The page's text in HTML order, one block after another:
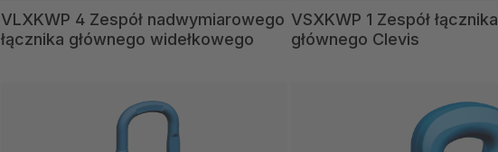
VLXKWP 4 Zespół nadwymiarowego
łącznika głównego widełkowego
VSXKWP 1 Zespół łącznika
głównego Clevis